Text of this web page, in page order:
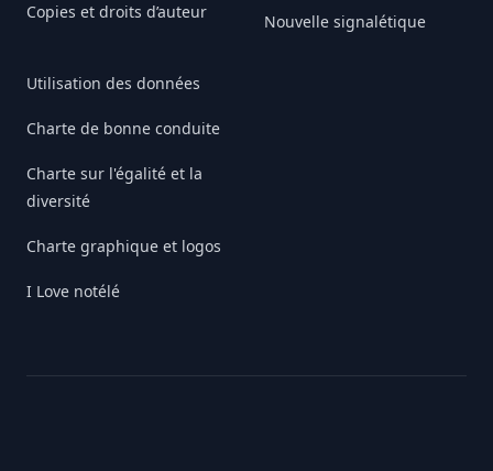
Copies et droits d’auteur
Utilisation des données
Charte de bonne conduite
Charte sur l'égalité et la
diversité
Charte graphique et logos
I Love notélé
Nouvelle signalétique